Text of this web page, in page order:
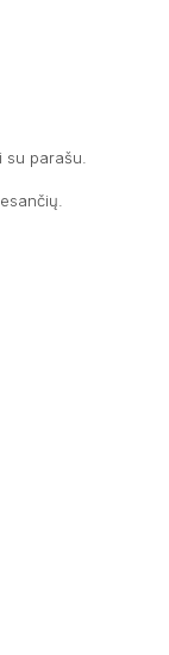
parašu.